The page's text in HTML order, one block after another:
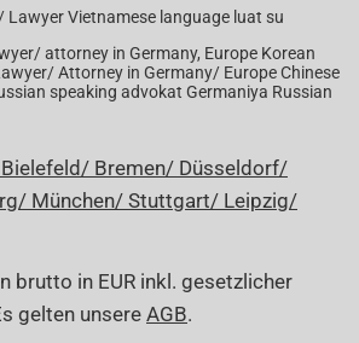
Korean
Chinese
Russian
Bielefeld/ Bremen/ Düsseldorf/
München/ Stuttgart/ Leipzig/
brutto in EUR inkl. gesetzlicher
gelten unsereAGB.